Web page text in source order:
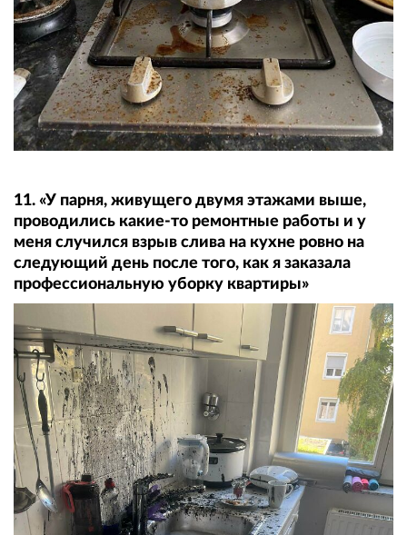
11. «У парня, живущего двумя этажами выше,
проводились какие-то ремонтные работы и у
меня случился взрыв слива на кухне ровно на
следующий день после того, как я заказала
профессиональную уборку квартиры»